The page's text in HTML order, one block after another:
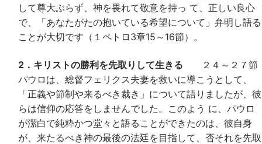
して尊大ぶらず、神を畏れて敬意を持っ て、正しい良心
で、「あなたがたの抱いている希望について」弁明し語る
ことが大切です（１ペトロ3章15～16節）。
2．キリストの勝利を先取りして生きる ２４～２７節
パウロは、総督フェリクス夫妻を救いに導こうとして、
「正義や節制や来るべき裁き」について語りましたが、彼
らは信仰の応答をしませんでした。このよう に、パウロ
が潔白で純粋かつ堂々と語ることができたのは、彼自身
が、来たるべき神の最後の法廷を目指して、否それを先取